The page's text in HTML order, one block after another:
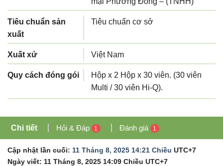
Tiêu chuẩn sản
xuất
Tiêu chuẩn cơ sở
Xuất xứ Việt Nam
Quy cách đóng gói
Hộp x 2 Hộp x 30 viên. (30 viên
Multi / 30 viên Hi-Q).
Chi tiết Hỏi & Đáp 1 Đánh giá 1
Cập nhật lần cuối: 11 Tháng 8, 2025 14:21 Chiều UTC+7
Ngày viết: 11 Tháng 8, 2025 14:09 Chiều UTC+7